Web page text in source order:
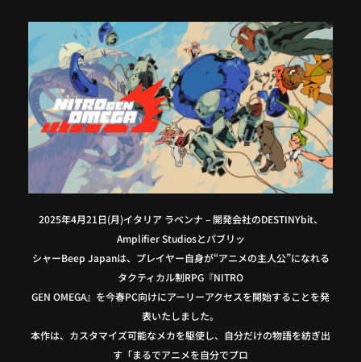
2025年4月21日(月)イタリア ラベンナ – 開発会社のDESTINYbit、
Amplifier Studiosとパブリッ
シャーBeep Japanは、プレイヤー自身が“アニメの主人公”になれる
タクティカル制RPG『NITRO
GEN OMEGA』を今春PC向けにアーリーアクセスを開始することを発
表いたしました。
本作は、カスタマイズ可能なメカを駆使し、自分だけの物語を紡ぎ出
す「まるでアニメを自分でプロ